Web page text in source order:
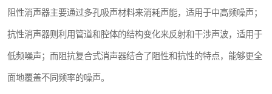
阻性消声器主要通过多孔吸声材料来消耗声能，适用于中高频噪声；
抗性消声器则利用管道和腔体的结构变化来反射和干涉声波，适用于
低频噪声；而阻抗复合式消声器结合了阻性和抗性的特点，能够更全
面地覆盖不同频率的噪声。